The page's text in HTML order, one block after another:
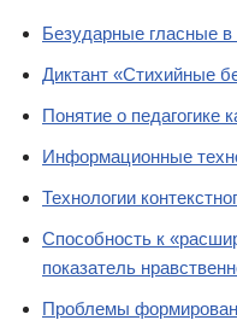
Безударные гласные в
Диктант «Стихийные
Понятие о педагогике
Информационные
Технологии
Способность к
показатель
Проблемы